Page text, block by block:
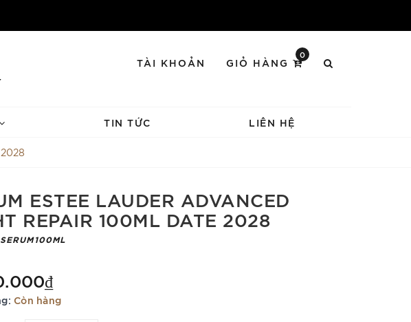
TÀI KHOẢN GIỎ HÀNG
0
TIN TỨC LIÊN HỆ
ESTEE LAUDER ADVANCED
REPAIR 100ML DATE 2028
Còn hàng